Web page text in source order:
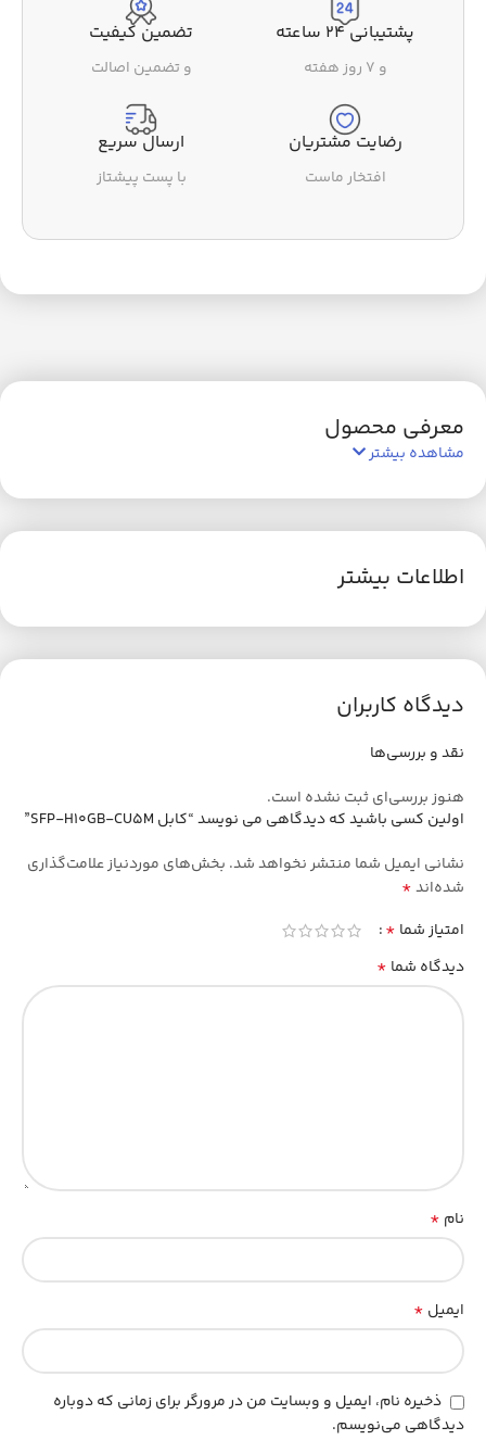
پشتیبانی ۲۴ ساعته
و ۷ روز هفته
تضمین کیفیت
و تضمین اصالت
رضایت مشتریان
افتخار ماست
ارسال سریع
با پست پیشتاز
معرفی محصول
مشاهده بیشتر
اطلاعات بیشتر
دیدگاه کاربران
نقد و بررسی‌ها
هنوز بررسی‌ای ثبت نشده است.
اولین کسی باشید که دیدگاهی می نویسد “کابل SFP-H10GB-CU5M”
نشانی ایمیل شما منتشر نخواهد شد. بخش‌های موردنیاز علامت‌گذاری
شده‌اند*
امتیاز شما *
دیدگاه شما *
نام *
ایمیل *
ذخیره نام، ایمیل و وبسایت من در مرورگر برای زمانی که دوباره
دیدگاهی می‌نویسم.